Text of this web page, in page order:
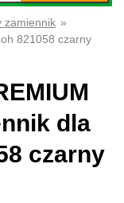
zamiennik »
821058 czarny
dla
czarny